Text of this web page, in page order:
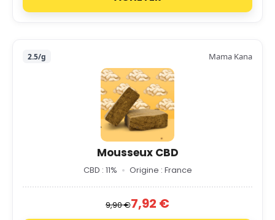
2.5/g Mama Kana
Mousseux CBD
CBD : 11% Origine : France
9,90 €7,92 €